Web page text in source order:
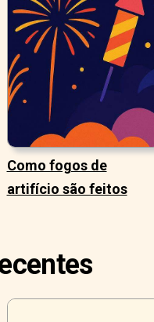
Como fogos de
artifício são feitos